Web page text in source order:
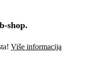
shop.
Više informacija